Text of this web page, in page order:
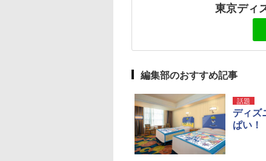
東京ディ
編集部のおすすめ記事
話題
ディズ
ぱい！